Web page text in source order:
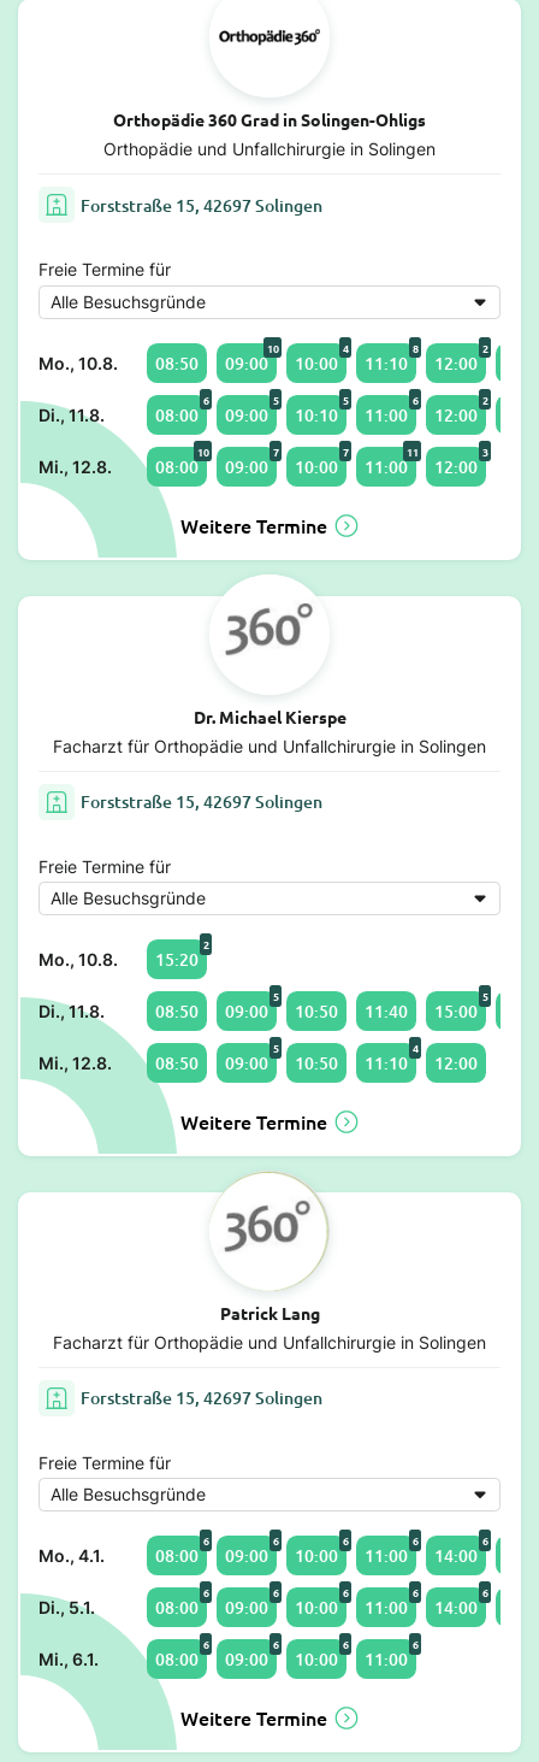
Orthopädie 360 Grad in Solingen-Ohligs
Orthopädie und Unfallchirurgie in Solingen
Forststraße 15, 42697 Solingen
Freie Termine für
Mo., 10.8. 08:50 09:00
10
10:00
4
11:10
8
12:00
2
Di., 11.8. 08:00
6
09:00
5
10:10
5
11:00
6
12:00
2
Mi., 12.8. 08:00
10
09:00
7
10:00
7
11:00
11
12:00
3
Weitere Termine
Dr. Michael Kierspe
Facharzt für Orthopädie und Unfallchirurgie in Solingen
Forststraße 15, 42697 Solingen
Freie Termine für
Mo., 10.8. 15:20
2
Di., 11.8. 08:50 09:00
5
10:50 11:40 15:00
5
Mi., 12.8. 08:50 09:00
5
10:50 11:10
4
12:00
Weitere Termine
Patrick Lang
Facharzt für Orthopädie und Unfallchirurgie in Solingen
Forststraße 15, 42697 Solingen
Freie Termine für
Mo., 4.1. 08:00
6
09:00
6
10:00
6
11:00
6
14:00
6
Di., 5.1. 08:00
6
09:00
6
10:00
6
11:00
6
14:00
6
Mi., 6.1. 08:00
6
09:00
6
10:00
6
11:00
6
Weitere Termine